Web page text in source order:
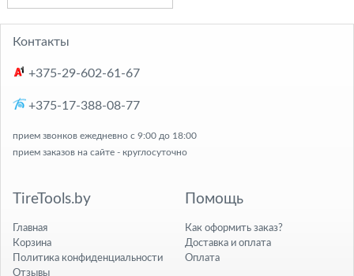
Контакты
+375-29-602-61-67
+375-17-388-08-77
прием звонков ежедневно с 9:00 до 18:00
прием заказов на сайте - круглосуточно
TireTools.by
Главная
Корзина
Политика конфиденциальности
Отзывы
Помощь
Как оформить заказ?
Доставка и оплата
Оплата